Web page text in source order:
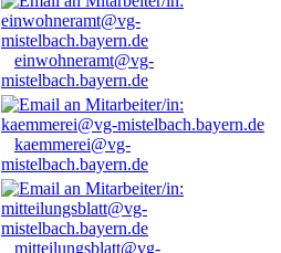
einwohneramt@vg-
mistelbach.bayern.de
kaemmerei@vg-
mistelbach.bayern.de
mitteilungsblatt@vg-